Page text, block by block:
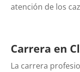
atención de los
Carrera en
La carrera